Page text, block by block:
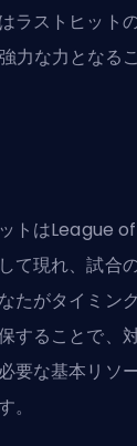
ラストヒット
力な力となる
トはLeague
て現れ、試合
たがタイミン
することで、
要な基本リソ
。